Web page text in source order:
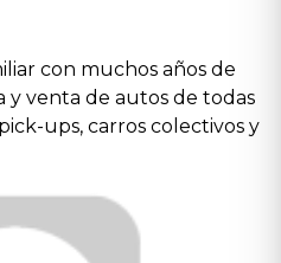
con muchos años de
y venta de autos de todas
ups, carros colectivos y